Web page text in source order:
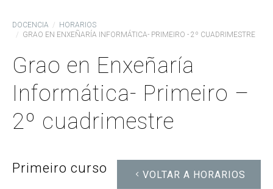
DOCENCIA
HORARIOS
GRAO EN ENXEÑARÍA INFORMÁTICA- PRIMEIRO - 2º CUADRIMESTRE
Grao en Enxeñaría
Informática- Primeiro –
2º cuadrimestre
VOLTAR A HORARIOS
Primeiro curso